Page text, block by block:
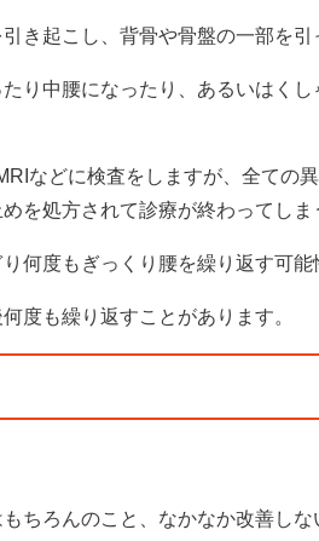
き起こし、背骨や骨盤の一部を引
り中腰になったり、あるいはく
などに検査をしますが、全ての
を処方されて診療が終わってしま
何度もぎっくり腰を繰り返す可能
度も繰り返すことがあります。
ちろんのこと、なかなか改善し